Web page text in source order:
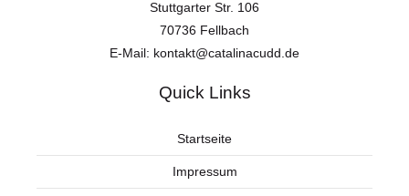
Stuttgarter Str. 106
70736 Fellbach
E-Mail: kontakt@catalinacudd.de
Quick Links
Startseite
Impressum